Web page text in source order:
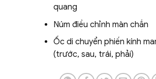
quang
Núm điều chỉnh màn chắn
Ốc di chuyển phiến kính
(trước, sau, trái, phải)